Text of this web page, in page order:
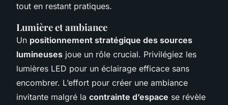
tout en restant pratiques.
Lumière et ambiance
Un positionnement stratégique des sources
lumineuses joue un rôle crucial. Privilégiez les
lumières LED pour un éclairage efficace sans
encombrer. L’effort pour créer une ambiance
invitante malgré la contrainte d’espace se révèle